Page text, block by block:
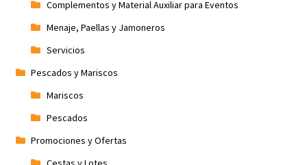
Complementos y Material Auxiliar para Eventos
Menaje, Paellas y Jamoneros
Servicios
Pescados y Mariscos
Mariscos
Pescados
Promociones y Ofertas